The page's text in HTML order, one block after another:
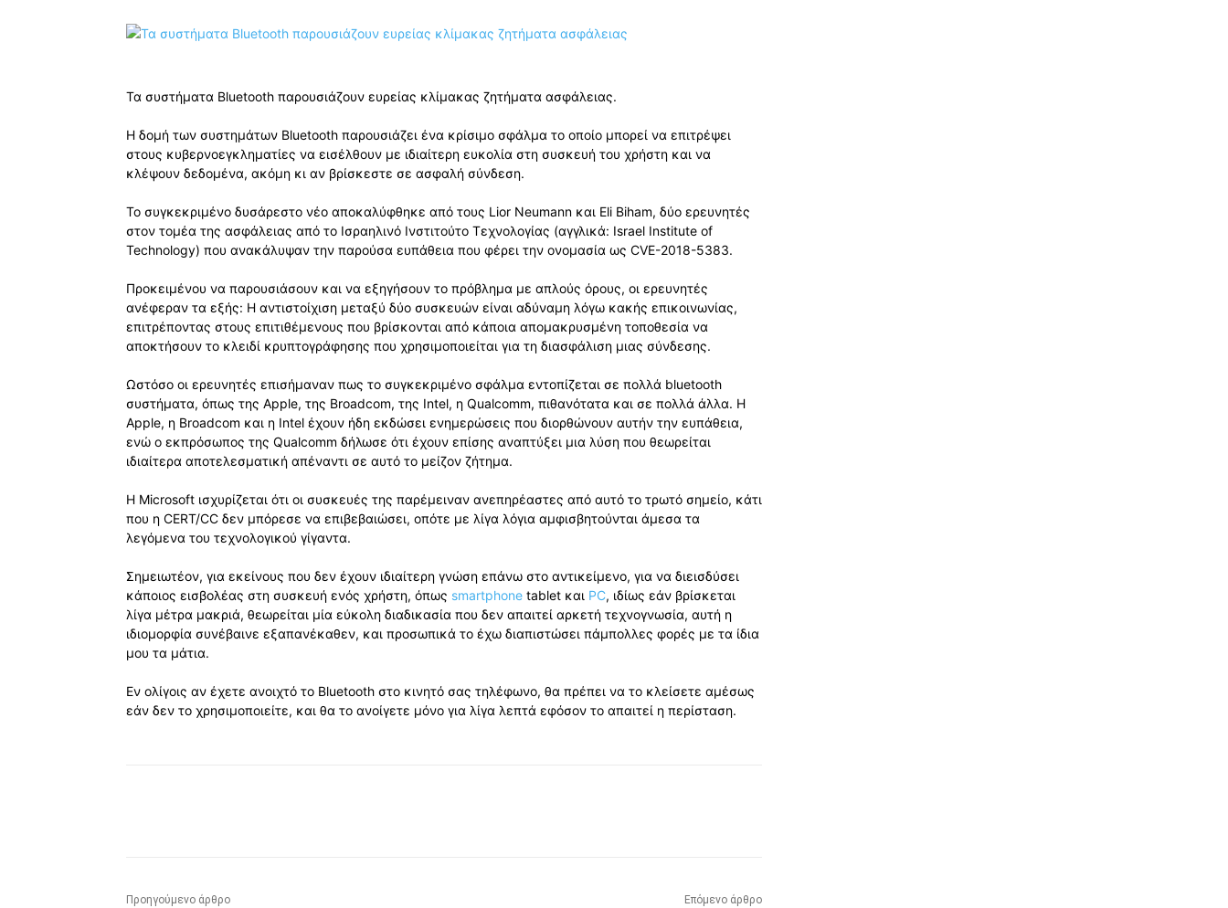
Τα συστήματα Bluetooth παρουσιάζουν ευρείας κλίμακας ζητήματα ασφάλειας.
Η δομή των συστημάτων Bluetooth παρουσιάζει ένα κρίσιμο σφάλμα το οποίο μπορεί να επιτρέψει
στους κυβερνοεγκληματίες να εισέλθουν με ιδιαίτερη ευκολία στη συσκευή του χρήστη και να
κλέψουν δεδομένα, ακόμη κι αν βρίσκεστε σε ασφαλή σύνδεση.
Το συγκεκριμένο δυσάρεστο νέο αποκαλύφθηκε από τους Lior Neumann και Eli Biham, δύο ερευνητές
στον τομέα της ασφάλειας από το Ισραηλινό Ινστιτούτο Τεχνολογίας (αγγλικά: Israel Institute of
Technology) που ανακάλυψαν την παρούσα ευπάθεια που φέρει την ονομασία ως CVE-2018-5383.
Προκειμένου να παρουσιάσουν και να εξηγήσουν το πρόβλημα με απλούς όρους, οι ερευνητές
ανέφεραν τα εξής: Η αντιστοίχιση μεταξύ δύο συσκευών είναι αδύναμη λόγω κακής επικοινωνίας,
επιτρέποντας στους επιτιθέμενους που βρίσκονται από κάποια απομακρυσμένη τοποθεσία να
αποκτήσουν το κλειδί κρυπτογράφησης που χρησιμοποιείται για τη διασφάλιση μιας σύνδεσης.
Ωστόσο οι ερευνητές επισήμαναν πως το συγκεκριμένο σφάλμα εντοπίζεται σε πολλά bluetooth
συστήματα, όπως της Apple, της Broadcom, της Intel, η Qualcomm, πιθανότατα και σε πολλά άλλα. Η
Apple, η Broadcom και η Intel έχουν ήδη εκδώσει ενημερώσεις που διορθώνουν αυτήν την ευπάθεια,
ενώ ο εκπρόσωπος της Qualcomm δήλωσε ότι έχουν επίσης αναπτύξει μια λύση που θεωρείται
ιδιαίτερα αποτελεσματική απέναντι σε αυτό το μείζον ζήτημα.
Η Microsoft ισχυρίζεται ότι οι συσκευές της παρέμειναν ανεπηρέαστες από αυτό το τρωτό σημείο, κάτι
που η CERT/CC δεν μπόρεσε να επιβεβαιώσει, οπότε με λίγα λόγια αμφισβητούνται άμεσα τα
λεγόμενα του τεχνολογικού γίγαντα.
Σημειωτέον, για εκείνους που δεν έχουν ιδιαίτερη γνώση επάνω στο αντικείμενο, για να διεισδύσει
κάποιος εισβολέας στη συσκευή ενός χρήστη, όπως smartphone tablet και PC, ιδίως εάν βρίσκεται
λίγα μέτρα μακριά, θεωρείται μία εύκολη διαδικασία που δεν απαιτεί αρκετή τεχνογνωσία, αυτή η
ιδιομορφία συνέβαινε εξαπανέκαθεν, και προσωπικά το έχω διαπιστώσει πάμπολλες φορές με τα ίδια
μου τα μάτια.
Εν ολίγοις αν έχετε ανοιχτό το Bluetooth στο κινητό σας τηλέφωνο, θα πρέπει να το κλείσετε αμέσως
εάν δεν το χρησιμοποιείτε, και θα το ανοίγετε μόνο για λίγα λεπτά εφόσον το απαιτεί η περίσταση.
Προηγούμενο άρθρο Επόμενο άρθρο